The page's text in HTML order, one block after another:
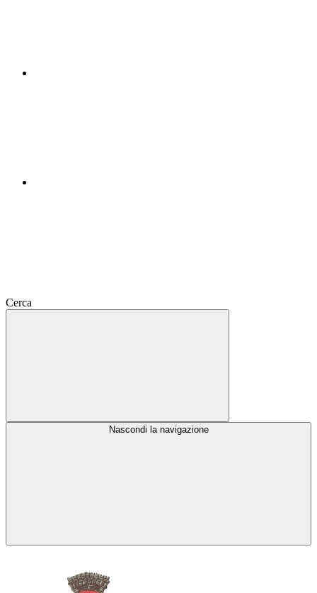
Cerca
Nascondi la navigazione